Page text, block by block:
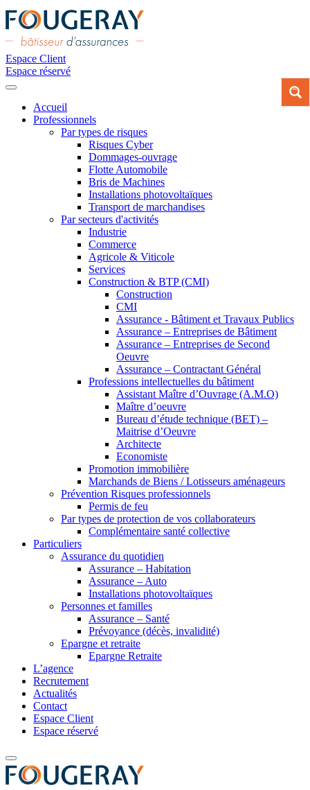
Espace Client
Espace réservé
Accueil
Professionnels
Par types de risques
Risques Cyber
Dommages-ouvrage
Flotte Automobile
Bris de Machines
Installations photovoltaïques
Transport de marchandises
Par secteurs d'activités
Industrie
Commerce
Agricole & Viticole
Services
Construction & BTP (CMI)
Construction
CMI
Assurance - Bâtiment et Travaux Publics
Assurance – Entreprises de Bâtiment
Assurance – Entreprises de Second
Oeuvre
Assurance – Contractant Général
Professions intellectuelles du bâtiment
Assistant Maître d’Ouvrage (A.M.O)
Maître d’oeuvre
Bureau d’étude technique (BET) –
Maitrise d’Oeuvre
Architecte
Economiste
Promotion immobilière
Marchands de Biens / Lotisseurs aménageurs
Prévention Risques professionnels
Permis de feu
Par types de protection de vos collaborateurs
Complémentaire santé collective
Particuliers
Assurance du quotidien
Assurance – Habitation
Assurance – Auto
Installations photovoltaïques
Personnes et familles
Assurance – Santé
Prévoyance (décès, invalidité)
Epargne et retraite
Epargne Retraite
L’agence
Recrutement
Actualités
Contact
Espace Client
Espace réservé